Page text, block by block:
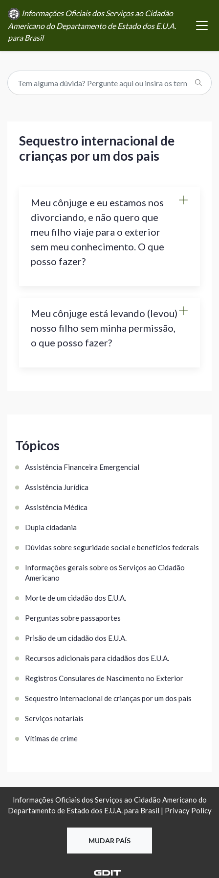
Informações Oficiais dos Serviços ao Cidadão
Americano do Departamento de Estado dos E.U.A.
para Brasil
Tópicos
Assistência Financeira Emergencial
Assistência Jurídica
Assistência Médica
Dupla cidadania
Dúvidas sobre seguridade social e benefícios federais
Informações gerais sobre os Serviços ao Cidadão
Americano
Morte de um cidadão dos E.U.A.
Perguntas sobre passaportes
Prisão de um cidadão dos E.U.A.
Recursos adicionais para cidadãos dos E.U.A.
Registros Consulares de Nascimento no Exterior
Sequestro internacional de crianças por um dos pais
Serviços notariais
Vítimas de crime
Sequestro internacional de
crianças por um dos pais
Meu cônjuge e eu estamos nos
divorciando, e não quero que
meu filho viaje para o exterior
sem meu conhecimento. O que
posso fazer?
Meu cônjuge está levando (levou)
nosso filho sem minha permissão,
o que posso fazer?
Informações Oficiais dos Serviços ao Cidadão Americano do
Departamento de Estado dos E.U.A. para Brasil | Privacy Policy
MUDAR PAÍS